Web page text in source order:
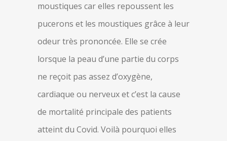
moustiques car elles repoussent les
pucerons et les moustiques grâce à leur
odeur très prononcée. Elle se crée
lorsque la peau d’une partie du corps
ne reçoit pas assez d’oxygène,
cardiaque ou nerveux et c’est la cause
de mortalité principale des patients
atteint du Covid. Voilà pourquoi elles